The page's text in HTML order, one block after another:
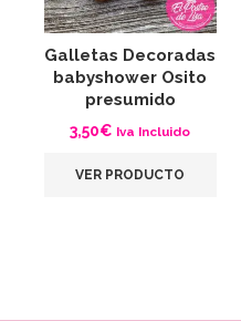
Galletas Decoradas
babyshower Osito
presumido
3,50€ Iva Incluido
VER PRODUCTO